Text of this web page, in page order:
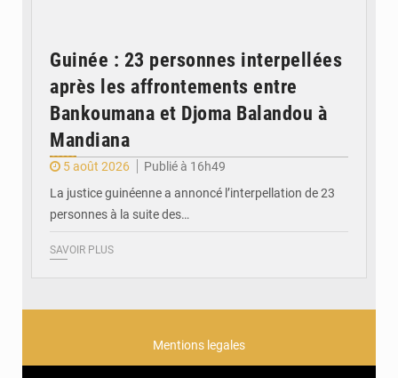
Guinée : 23 personnes interpellées
après les affrontements entre
Bankoumana et Djoma Balandou à
Mandiana
5 août 2026
Publié à 16h49
La justice guinéenne a annoncé l’interpellation de 23
personnes à la suite des…
SAVOIR PLUS
Mentions legales